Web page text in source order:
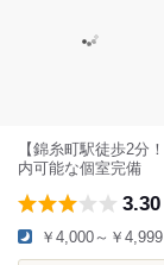
【錦糸町駅徒歩2分
内可能な個室完備
3.30
￥4,000～￥4,999